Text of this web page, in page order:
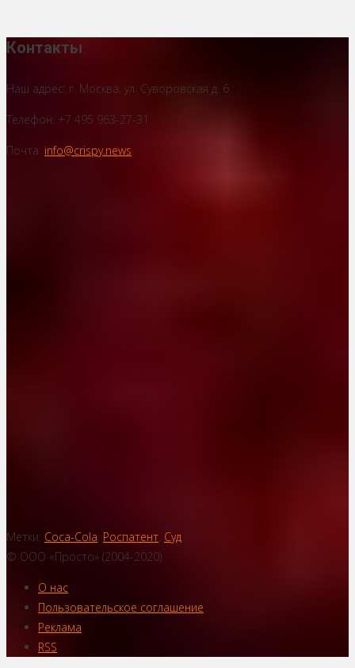
Контакты
Наш адрес: г. Москва, ул. Суворовская д. 6
Телефон: +7 495 963-27-31
Почта: info@crispy.news
Метки: Coca-Cola, Роспатент, Суд
© ООО «Просто» (2004-2020)
О нас
Пользовательское соглашение
Реклама
RSS